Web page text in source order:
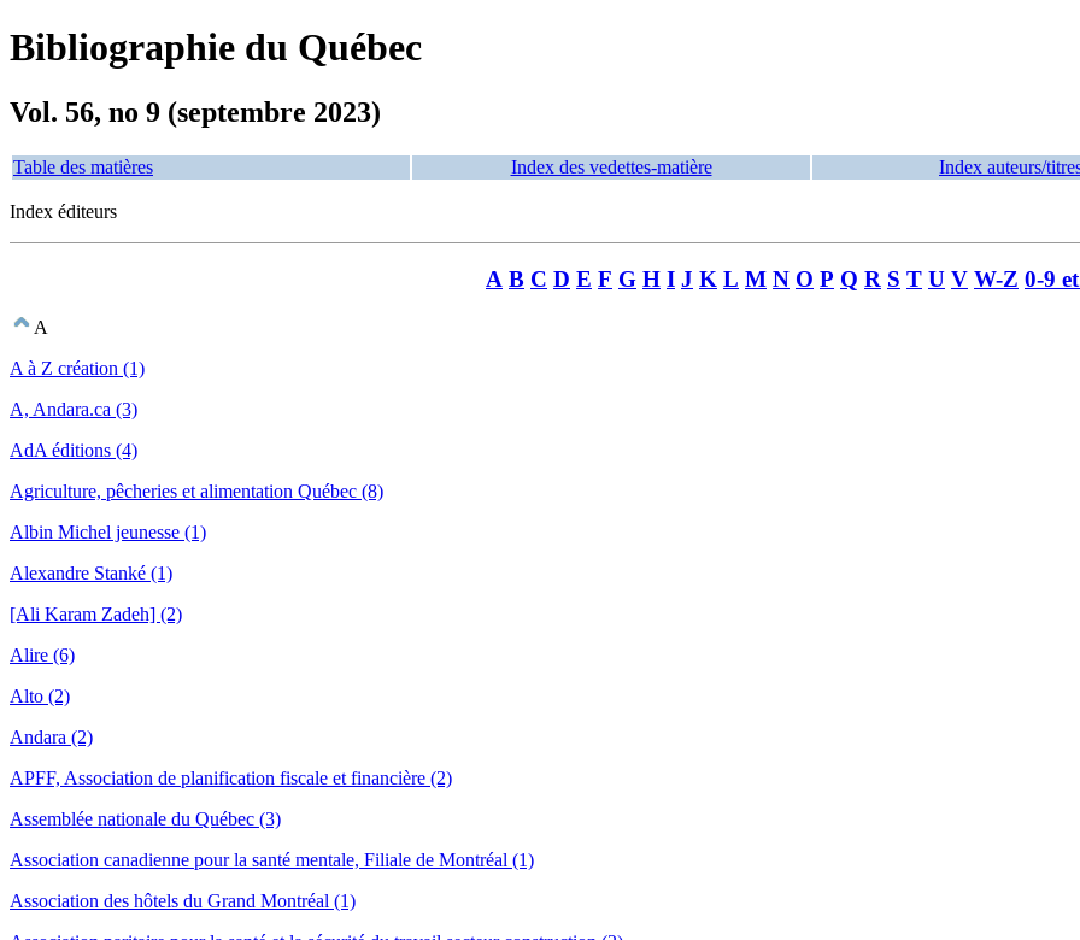
Bibliographie du Québec
Vol. 56, no 9 (septembre 2023)
Table des matières Index des vedettes-matière Index auteurs/
Index éditeurs
A B C D E F G H I J K L M N O P Q R S T U V W-Z 0-9
A
A à Z création (1)
A, Andara.ca (3)
AdA éditions (4)
Agriculture, pêcheries et alimentation Québec (8)
Albin Michel jeunesse (1)
Alexandre Stanké (1)
[Ali Karam Zadeh] (2)
Alire (6)
Alto (2)
Andara (2)
APFF, Association de planification fiscale et financière (2)
Assemblée nationale du Québec (3)
Association canadienne pour la santé mentale, Filiale de Montréal (1)
Association des hôtels du Grand Montréal (1)